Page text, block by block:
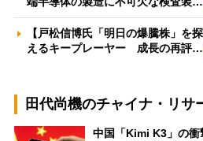
【戸松信博氏「明日の爆騰株」を
えるキープレーヤー 成長の再評…
田代尚機のチャイナ・リサ
中国「Kimi K3」の衝